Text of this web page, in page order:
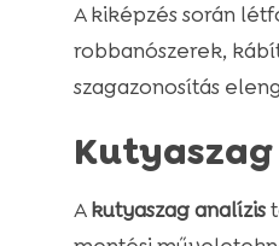
A kiképzés során
robbanószerek,
szagazonosítás
Akutyaszag analízis